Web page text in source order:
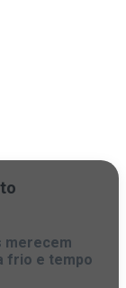
merecem
frio e tempo